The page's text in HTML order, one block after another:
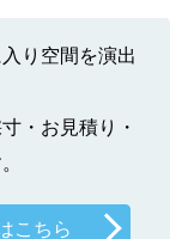
り空間を演出
・お見積り・
こちら